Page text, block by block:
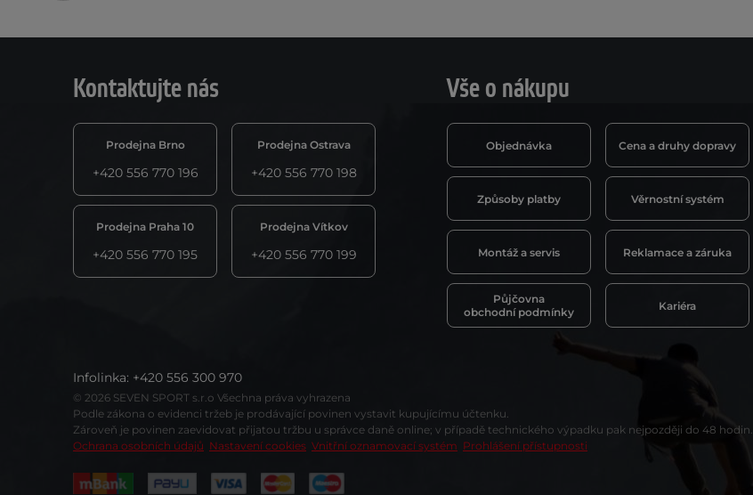
Kontaktujte nás
Prodejna Brno
+420 556 770 196
Prodejna Ostrava
+420 556 770 198
Prodejna Praha 10
+420 556 770 195
Prodejna Vítkov
+420 556 770 199
Vše o nákupu
Objednávka Cena a druhy dopravy
Způsoby platby Věrnostní systém
Montáž a servis Reklamace a záruka
Půjčovna
obchodní podmínky
Kariéra
Infolinka: +420 556 300 970
© 2026 SEVEN SPORT s.r.o Všechna práva vyhrazena
Podle zákona o evidenci tržeb je prodávající povinen vystavit kupujícímu účtenku.
Zároveň je povinen zaevidovat přijatou tržbu u správce daně online; v případě technického výpadku pak nejpozději do 48 hodin.
Ochrana osobních údajů Nastavení cookies Vnitřní oznamovací systém Prohlášení přístupnosti